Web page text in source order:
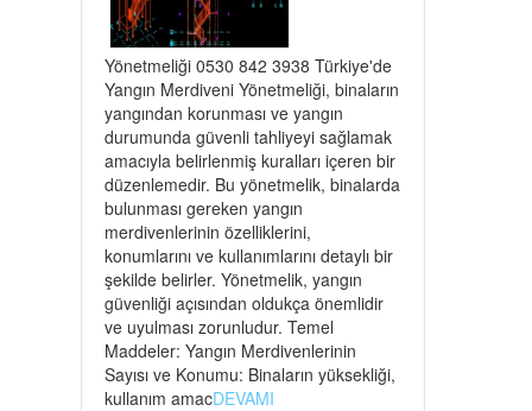
Yönetmeliği 0530 842 3938 Türkiye'de
Yangın Merdiveni Yönetmeliği, binaların
yangından korunması ve yangın
durumunda güvenli tahliyeyi sağlamak
amacıyla belirlenmiş kuralları içeren bir
düzenlemedir. Bu yönetmelik, binalarda
bulunması gereken yangın
merdivenlerinin özelliklerini,
konumlarını ve kullanımlarını detaylı bir
şekilde belirler. Yönetmelik, yangın
güvenliği açısından oldukça önemlidir
ve uyulması zorunludur. Temel
Maddeler: Yangın Merdivenlerinin
Sayısı ve Konumu: Binaların yüksekliği,
kullanım amacDEVAMI